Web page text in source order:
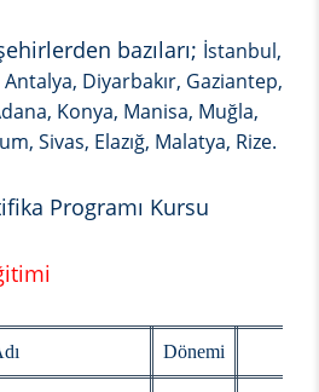
bazıları; İstanbul,
Diyarbakır, Gaziantep,
Konya, Manisa, Muğla,
Sivas, Elazığ, Malatya, Rize.
Programı Kursu
Dönemi